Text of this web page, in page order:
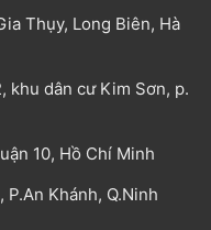
Thụy, Long Biên, Hà
khu dân cư Kim Sơn, p.
10, Hồ Chí Minh
Khánh, Q.Ninh